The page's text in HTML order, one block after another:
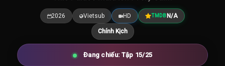
2026 Vietsub HD TMDB N/A
Chính Kịch
Đang chiếu: Tập 15/25